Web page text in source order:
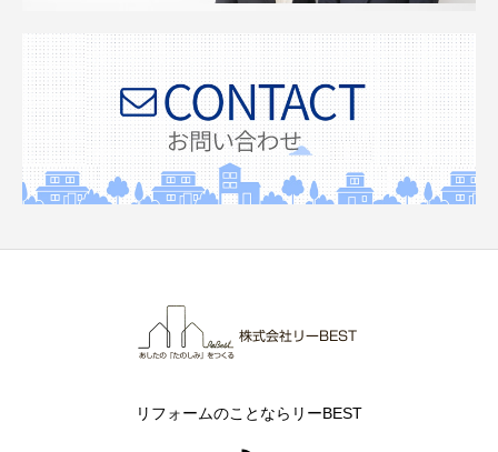
リフォームのことならリーBEST